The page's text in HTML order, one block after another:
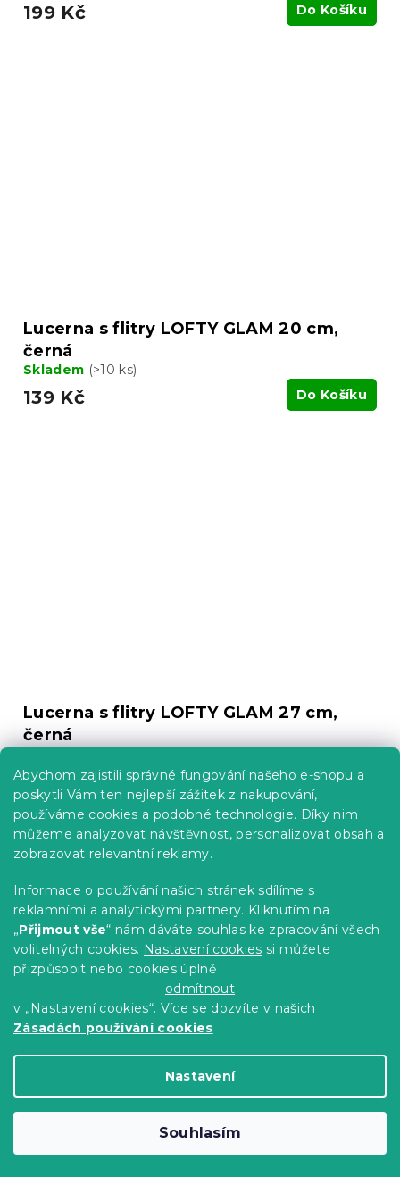
Abychom zajistili správné fungování našeho e-shopu a
poskytli Vám ten nejlepší zážitek z nakupování,
používáme cookies a podobné technologie. Díky nim
můžeme analyzovat návštěvnost, personalizovat obsah a
zobrazovat relevantní reklamy.
Informace o používání našich stránek sdílíme s
reklamními a analytickými partnery. Kliknutím na
„Přijmout vše“ nám dáváte souhlas ke zpracování všech
volitelných cookies. Nastavení cookies si můžete
přizpůsobit nebo cookies úplně
odmítnout
v „Nastavení cookies“. Více se dozvíte v našich
Zásadách používání cookies
Nastavení
Souhlasím
199 Kč Do Košíku
Lucerna s flitry LOFTY GLAM 20 cm,
černá
Skladem (>10 ks)
139 Kč Do Košíku
Lucerna s flitry LOFTY GLAM 27 cm,
černá
199 Kč Do Košíku
Lucerna s flitry NATUR GLAM 21 cm,